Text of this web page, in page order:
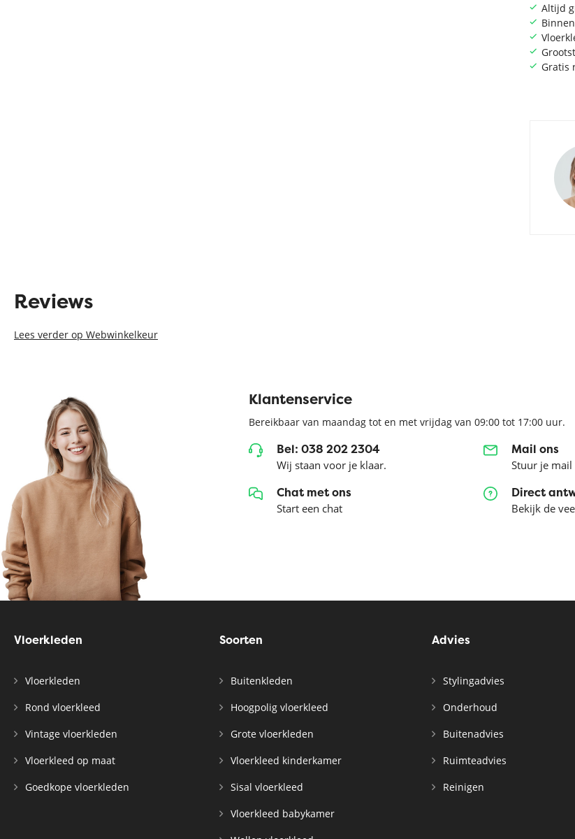
Altijd
Gratis
Reviews
Lees verder op Webwinkelkeur
Klantenservice
Bereikbaar van maandag tot en met vrijdag van 09:00 tot 17:00 uur.
Bel: 038 202 2304
Wij staan voor je klaar.
Mail ons
Stuur je
Chat met ons
Start een chat
Direct
Bekijk de
Vloerkleden
Vloerkleden
Rond vloerkleed
Vintage vloerkleden
Vloerkleed op maat
Goedkope vloerkleden
Soorten
Buitenkleden
Hoogpolig vloerkleed
Grote vloerkleden
Vloerkleed kinderkamer
Sisal vloerkleed
Vloerkleed babykamer
Advies
Stylingadvies
Onderhoud
Buitenadvies
Ruimteadvies
Reinigen